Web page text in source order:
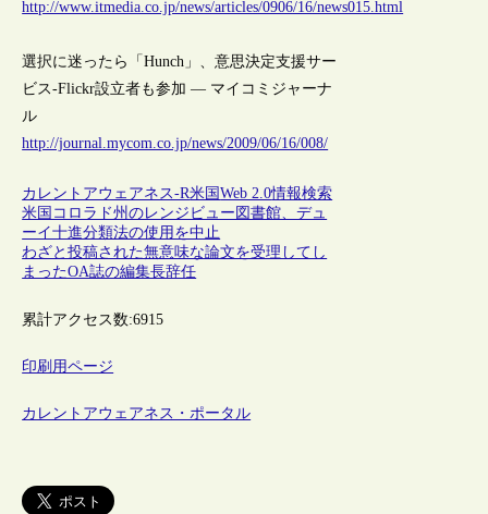
http://www.itmedia.co.jp/news/articles/0906/16/news015.html
選択に迷ったら「Hunch」、意思決定支援サー
ビス-Flickr設立者も参加 — マイコミジャーナ
ル
http://journal.mycom.co.jp/news/2009/06/16/008/
カレントアウェアネス-R米国Web 2.0情報検索
米国コロラド州のレンジビュー図書館、デュ
ーイ十進分類法の使用を中止
わざと投稿された無意味な論文を受理してし
まったOA誌の編集長辞任
累計アクセス数:6915
印刷用ページ
カレントアウェアネス・ポータル